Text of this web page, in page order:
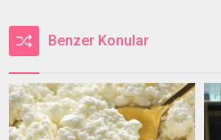
Benzer Konular